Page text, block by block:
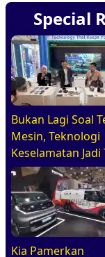
Special
Bukan Lagi Soal
Mesin, Teknologi
Keselamatan Jadi
Baru di GIIAS
Kia Pamerkan